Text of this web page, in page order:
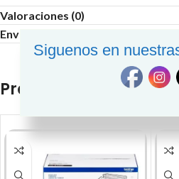
Valoraciones (0)
Envío y Entrega
Productos
Siguenos en